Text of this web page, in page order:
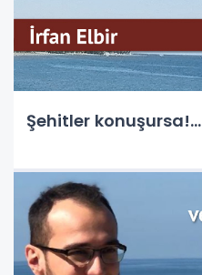
Şehitler konuşursa!...